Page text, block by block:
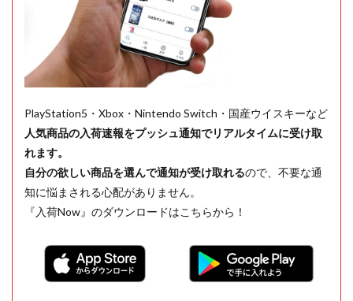
PlayStation5・Xbox・Nintendo Switch・国産ウイスキーなど
人気商品の入荷速報をプッシュ通知でリアルタイムに受け取
れます。
自分の欲しい商品を選んで通知が受け取れるので、不要な通
知に悩まされる心配がありません。
『入荷Now』のダウンロードはこちらから！